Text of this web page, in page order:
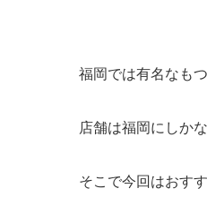
福岡では有名なも
店舗は福岡にしか
そこで今回はおす